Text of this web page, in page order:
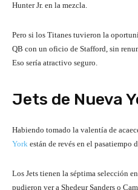
Hunter Jr. en la mezcla.
Pero si los Titanes tuvieron la
QB con un oficio de Stafford, sin
Eso sería atractivo seguro.
Jets de Nueva
Habiendo tomado la valentía de
York están de revés en el pasatiempo
Los Jets tienen la séptima selección
pudieron ver a Shedeur Sanders o